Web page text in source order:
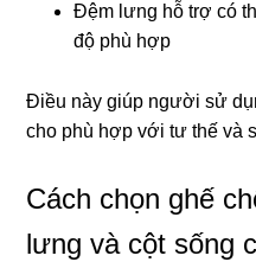
Đệm lưng hỗ trợ có
độ phù hợp
Điều này giúp người sử
cho phù hợp với tư thế và
Cách chọn ghế
lưng và cột sống